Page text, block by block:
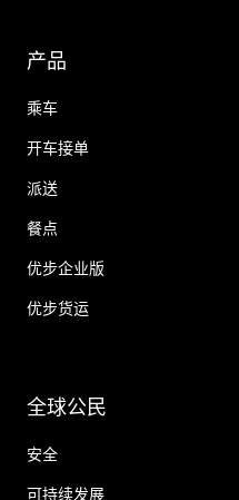
产品
乘车
开车接单
派送
餐点
优步企业版
优步货运
全球公民
安全
可持续发展